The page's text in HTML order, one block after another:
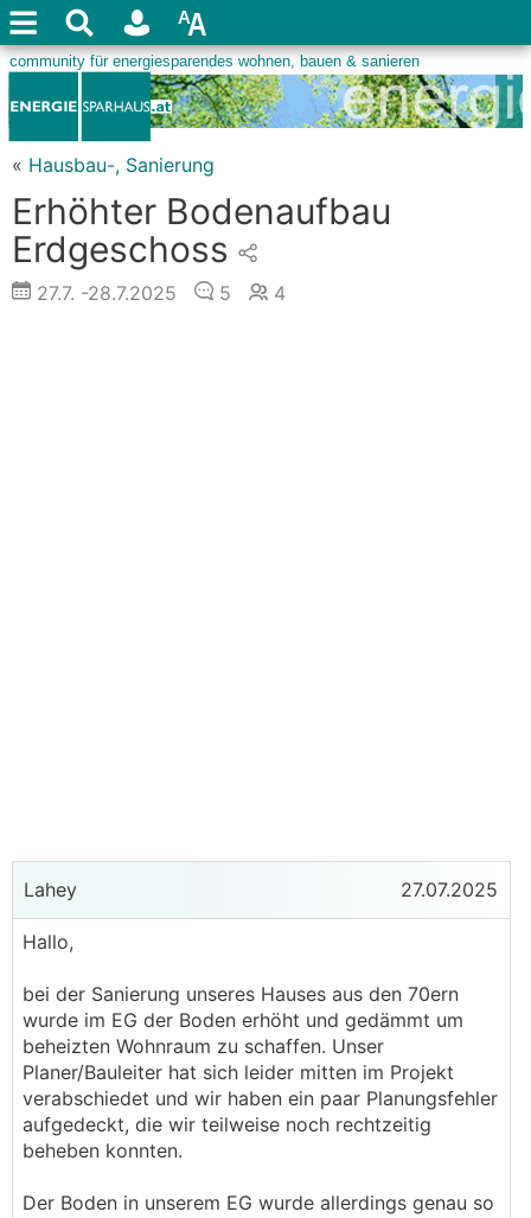
« Hausbau-, Sanierung
Erhöhter Bodenaufbau
Erdgeschoss
27.7. -28.7.2025 5 4
Lahey 27.07.2025
Hallo,
bei der Sanierung unseres Hauses aus den 70ern
wurde im EG der Boden erhöht und gedämmt um
beheizten Wohnraum zu schaffen. Unser
Planer/Bauleiter hat sich leider mitten im Projekt
verabschiedet und wir haben ein paar Planungsfehler
aufgedeckt, die wir teilweise noch rechtzeitig
beheben konnten.
Der Boden in unserem EG wurde allerdings genau so